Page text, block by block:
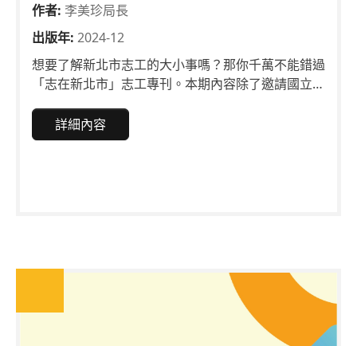
作者: 李美珍局長
出版年: 2024-12
想要了解新北市志工的大小事嗎？那你千萬不能錯過
「志在新北市」志工專刊。本期內容除了邀請國立暨
專題分享「參與志願服務所面臨的問題與因應」，還
有其他志工投稿「有笑服務 由心出發」、「我的志
詳細內容